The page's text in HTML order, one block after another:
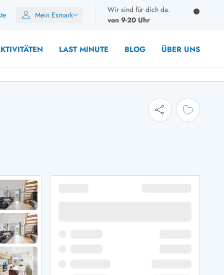
Mein Esmark
Wir sind für dich da.
von 9-20 Uhr
LAST MINUTE BLOG ÜBER UNS
Weihnachten
Silvester